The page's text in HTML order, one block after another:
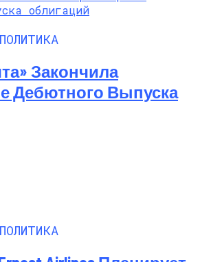
Закончила
Дебютного Выпуска